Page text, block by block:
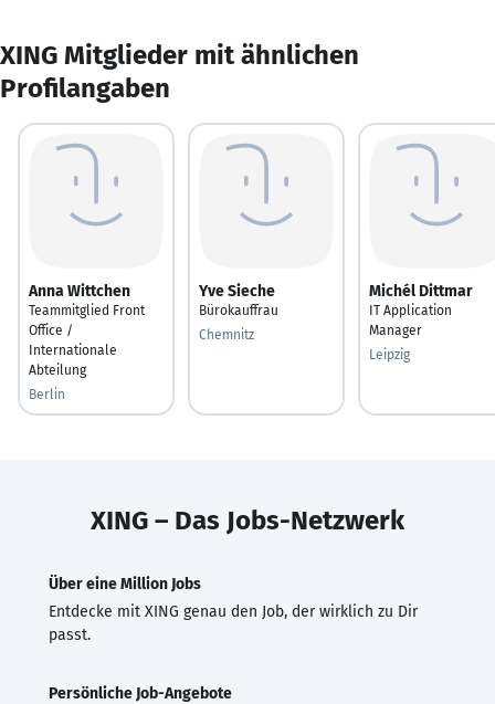
XING Mitglieder mit ähnlichen
Profilangaben
Anna Wittchen
Teammitglied Front
Office /
Internationale
Abteilung
Berlin
Yve Sieche
Bürokauffrau
Chemnitz
Michél Dittmar
IT Application
Manager
Leipzig
XING – Das Jobs-Netzwerk
Über eine Million Jobs
Entdecke mit XING genau den Job, der wirklich zu Dir
passt.
Persönliche Job-Angebote